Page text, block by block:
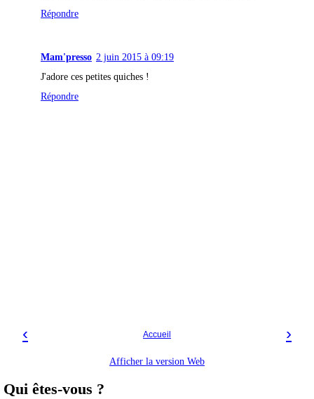
Répondre
Mam'presso 2 juin 2015 à 09:19
J'adore ces petites quiches !
Répondre
‹ ›
Accueil
Afficher la version Web
Qui êtes-vous ?